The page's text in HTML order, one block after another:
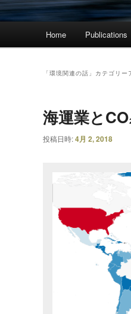
Home Publications
「環境関連の話 」カテゴリー
海運業と
投稿日時:4月 2, 2018